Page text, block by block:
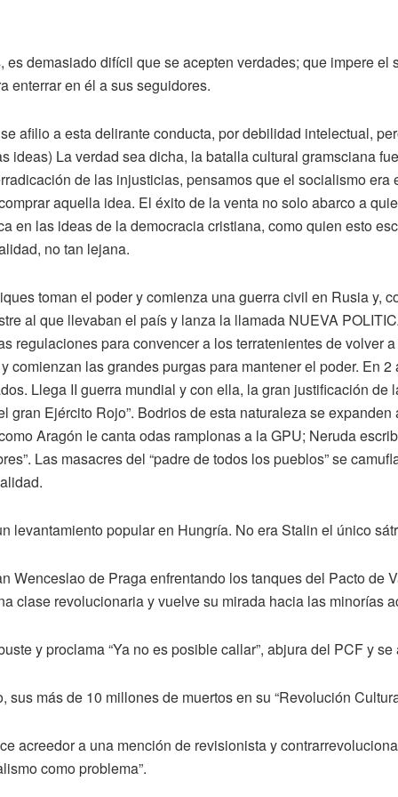
demasiado difícil que se acepten verdades; que impere
enterrar en él a sus seguidores.
afilio a esta delirante conducta, por debilidad intelectual,
ideas) La verdad sea dicha, la batalla cultural gramsciana
de las injusticias, pensamos que el socialismo
aquella idea. El éxito de la venta no solo abarco a
en las ideas de la democracia cristiana, como quien esto
no tan lejana.
toman el poder y comienza una guerra civil en Rusia y,
al que llevaban el país y lanza la llamada NUEVA
regulaciones para convencer a los terratenientes de volver
comienzan las grandes purgas para mantener el poder. En
Llega II guerra mundial y con ella, la gran justificación de
gran Ejército Rojo”. Bodrios de esta naturaleza se
Aragón le canta odas ramplonas a la GPU; Neruda
Las masacres del “padre de todos los pueblos” se
levantamiento popular en Hungría. No era Stalin el único
Wenceslao de Praga enfrentando los tanques del Pacto de
clase revolucionaria y vuelve su mirada hacia las minorías
y proclama “Ya no es posible callar”, abjura del PCF y
más de 10 millones de muertos en su “Revolución
acreedor a una mención de revisionista y
como problema”.